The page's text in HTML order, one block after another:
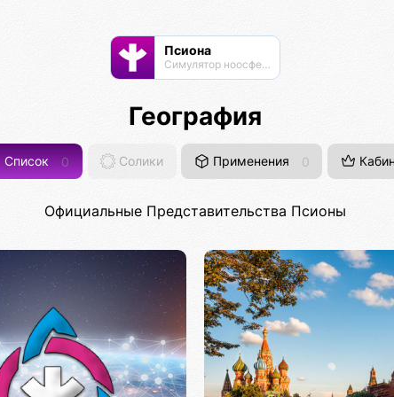
Псиона
Cимулятор ноосферы
География
Список 0 Солики Применения 0
Официальные Представительства Псионы